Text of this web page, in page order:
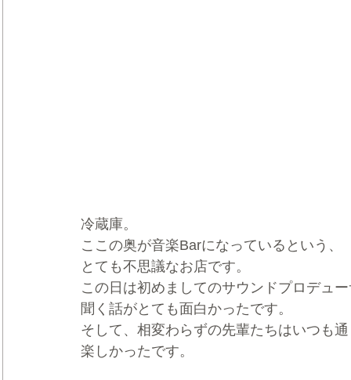
冷蔵庫。
ここの奥が音楽Barになっているという、
とても不思議なお店です。
この日は初めましてのサウンドプロデュ
聞く話がとても面白かったです。
そして、相変わらずの先輩たちはいつも
楽しかったです。